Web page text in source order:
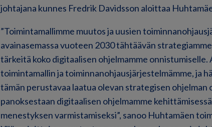
johtajana kunnes Fredrik Davidsson aloittaa
”Toimintamallimme muutos ja uusien
avainasemassa vuoteen 2030 tähtäävän
tärkeitä koko digitaalisen ohjelmamme
toimintamallin ja toiminnanohjausjärjestelmämme, ja
tämän perustavaa laatua olevan strategisen
panoksestaan ​​digitaalisen ohjelmamme
menestyksen varmistamiseksi”, sanoo Huhtamäen